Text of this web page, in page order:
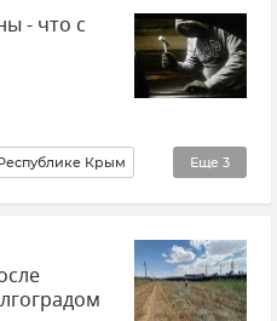
- что с
Еще 3
Крым
МВД РФ (Министерство внутренних дел Российской Федерации)